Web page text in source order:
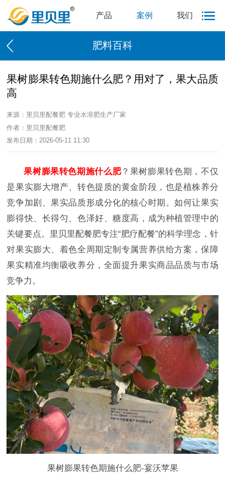
产品 案例 我们
肥料百科
果树膨果转色期施什么肥？用对了，果大品质
高
来源：里贝里配餐肥 专业水溶肥生产厂家
作者：里贝里配餐肥
发布日期：2026-05-11 11:30
果树膨果转色期施什么肥？果树膨果转色期，不仅
是果实膨大增产、转色提质的黄金阶段，也是植株养分
竞争加剧、果实品质形成分化的核心时期。如何让果实
膨得快、长得匀、色泽好、糖度高，成为种植管理中的
关键要点。里贝里配餐肥专注“肥疗配餐”的科学理念，针
对果实膨大、着色全周期定制专属营养供给方案，保障
果实精准均衡吸收养分，全面提升果实商品品质与市场
竞争力。
果树膨果转色期施什么肥-宴沃苹果